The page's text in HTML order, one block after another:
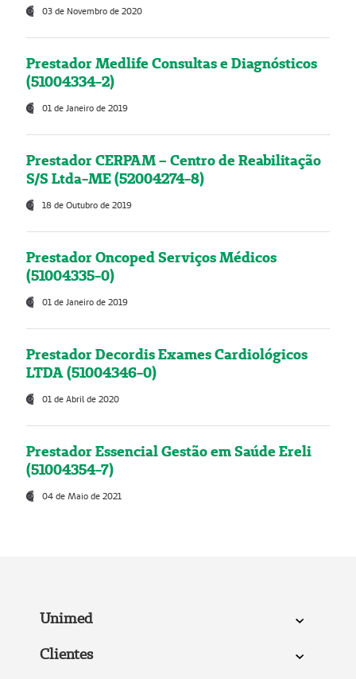
03 de Novembro de 2020
Prestador Medlife Consultas e Diagnósticos
(51004334-2)
01 de Janeiro de 2019
Prestador CERPAM – Centro de Reabilitação
S/S Ltda-ME (52004274-8)
18 de Outubro de 2019
Prestador Oncoped Serviços Médicos
(51004335-0)
01 de Janeiro de 2019
Prestador Decordis Exames Cardiológicos
LTDA (51004346-0)
01 de Abril de 2020
Prestador Essencial Gestão em Saúde Ereli
(51004354-7)
04 de Maio de 2021
Unimed
Clientes